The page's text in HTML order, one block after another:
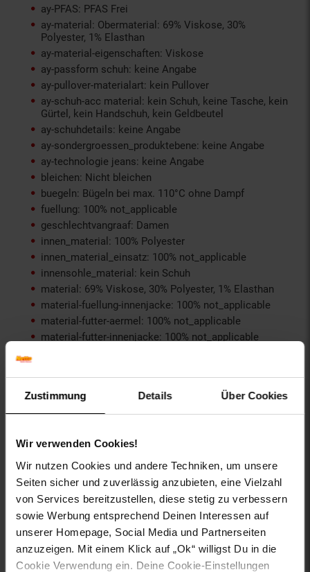
Zustimmung Details Über Cookies
Wir verwenden Cookies!
Wir nutzen Cookies und andere Techniken, um unsere
Seiten sicher und zuverlässig anzubieten, eine Vielzahl
von Services bereitzustellen, diese stetig zu verbessern
sowie Werbung entsprechend Deinen Interessen auf
unserer Homepage, Social Media und Partnerseiten
anzuzeigen. Mit einem Klick auf „Ok“ willigst Du in die
Cookie Verwendung ein. Deine Cookie-Einstellungen
ay-PFAS: PFAS Frei
ay-material: Obermaterial: 69% Viskose, 30%
Polyester, 1% Elasthan
ay-material-eigenschaften: Viskose
ay-passform schuh: keine Angabe
ay-pullover-materialart: kein Pullover
ay-schuh-acc material: kein Schuh, keine Tasche, kein
Gürtel, kein Handschuh, kein Geldbeutel
ay-schuhdetails: keine Angabe
ay-sondergroessen_produktebene: keine Angabe
ay-technologie jeans: keine Angabe
bleichen: Nicht bleichen
buegeln: Bügeln bei max. 110°C ohne Dampf
fuellung: 100% not_applicable
geschlechtvangraaf: Damen
innen_material: 100% Polyester
innen_material_einsatz: 100% not_applicable
innensohle_material: kein Schuh
material: 69% Viskose, 30% Polyester, 1% Elasthan
material-fuellung-innenjacke: 100% not_applicable
material-futter-aermel: 100% not_applicable
material-futter-innenjacke: 100% not_applicable
material-oberstoff-mittlere-schicht: 100%
not_applicable
material-oberstoff-oberer-teil: 100% not_applicable
material-oberstoff-rueckseite: 100% not_applicable
material-verzierung: 100% not_applicable
material_futter: 100% not_applicable
oberstoff_unterer_teil: 69% Viskose, 30% Polyester, 1%
Elasthan
otto-anlaesse: Homewear, Sportmode, Casualmode,
Sommermode, Frühlingsmode, Herbstmode,
Casualmode, Basic, Loungewear, Strandmode